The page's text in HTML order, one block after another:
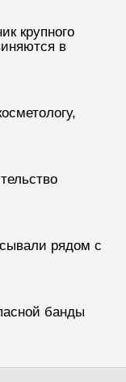
крупного
в
рядом с
банды